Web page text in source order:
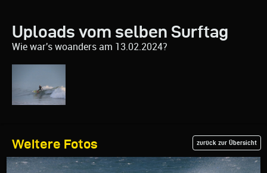
Uploads vom selben Surftag
Wie war's woanders am 13.02.2024?
Weitere Fotos zurück zur Übersicht